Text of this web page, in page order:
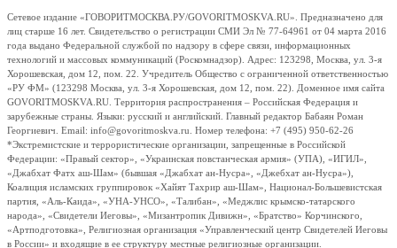
Сетевое издание «ГОВОРИТМОСКВА.РУ/GOVORITMOSKVA.RU». Предназначено для
лиц старше 16 лет. Свидетельство о регистрации СМИ Эл № 77-64961 от 04 марта 2016
года выдано Федеральной службой по надзору в сфере связи, информационных
технологий и массовых коммуникаций (Роскомнадзор). Адрес: 123298, Москва, ул. 3-я
Хорошевская, дом 12, пом. 22. Учредитель Общество с ограниченной ответственностью
«РУ ФМ» (123298 Москва, ул. 3-я Хорошевская, дом 12, пом. 22). Доменное имя сайта
GOVORITMOSKVA.RU. Территория распространения – Российская Федерация и
зарубежные страны. Языки: русский и английский. Главный редактор Бабаян Роман
Георгиевич. Email: info@govoritmoskva.ru. Номер телефона: +7 (495) 950-62-26
*Экстремистские и террористические организации, запрещенные в Российской
Федерации: «Правый сектор», «Украинская повстанческая армия» (УПА), «ИГИЛ»,
«Джабхат Фатх аш-Шам» (бывшая «Джабхат ан-Нусра», «Джебхат ан-Нусра»),
Коалиция исламских группировок «Хайят Тахрир аш-Шам», Национал-Большевистская
партия, «Аль-Каида», «УНА-УНСО», «Талибан», «Меджлис крымско-татарского
народа», «Свидетели Иеговы», «Мизантропик Дивижн», «Братство» Корчинского,
«Артподготовка», Религиозная организация «Управленческий центр Свидетелей Иеговы
в России» и входящие в ее структуру местные религиозные организации.